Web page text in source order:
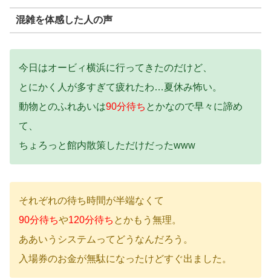
混雑を体感した人の声
今日はオービィ横浜に行ってきたのだけど、
とにかく人が多すぎて疲れたわ…夏休み怖い。
動物とのふれあいは90分待ち とかなので早々に諦め
て、
ちょろっと館内散策しただけだったwww
それぞれの待ち時間が半端なくて
90分待ちや120分待ち とかもう無理。
ああいうシステムってどうなんだろう。
入場券のお金が無駄になったけどすぐ出ました。